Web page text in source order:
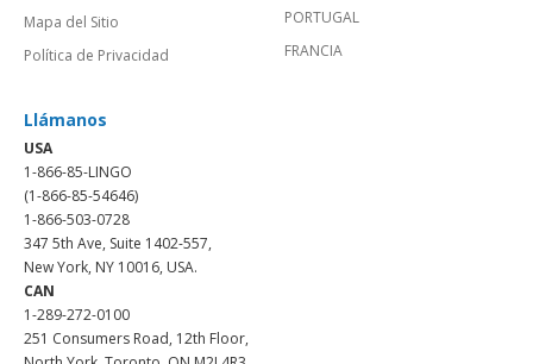
Mapa del Sitio
Política de Privacidad
PORTUGAL
FRANCIA
Llámanos
USA
1-866-85-LINGO
(1-866-85-54646)
1-866-503-0728
347 5th Ave, Suite 1402-557,
New York, NY 10016, USA.
CAN
1-289-272-0100
251 Consumers Road, 12th Floor,